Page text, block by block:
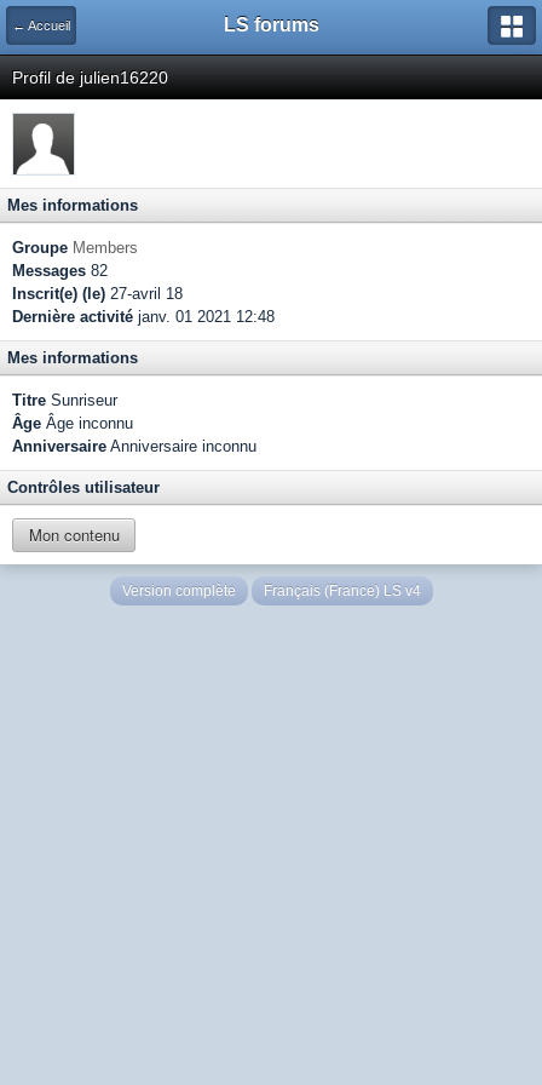
← Accueil LS forums
Profil de julien16220
Mes informations
Groupe Members
Messages 82
Inscrit(e) (le) 27-avril 18
Dernière activité janv. 01 2021 12:48
Mes informations
Titre Sunriseur
Âge Âge inconnu
Anniversaire Anniversaire inconnu
Contrôles utilisateur
Mon contenu
Version complète Français (France) LS v4